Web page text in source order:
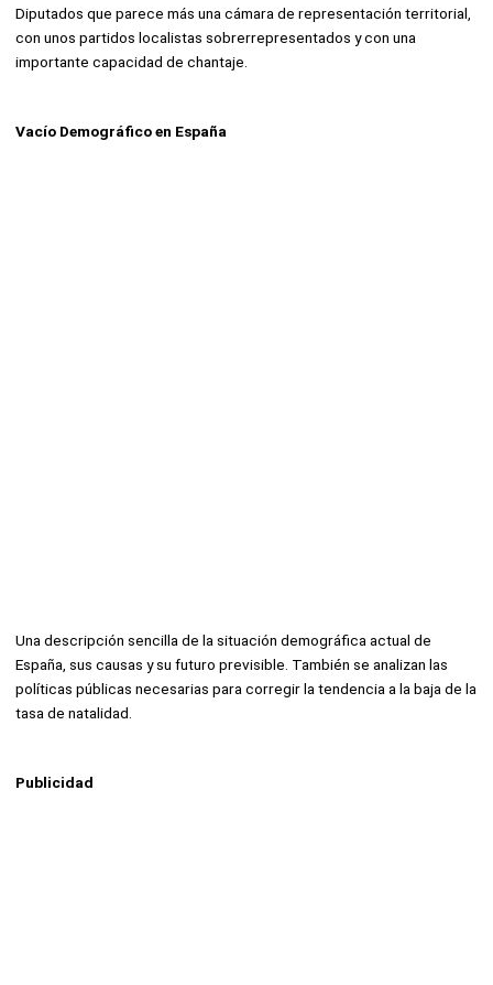
Diputados que parece más una cámara de representación territorial,
con unos partidos localistas sobrerrepresentados y con una
importante capacidad de chantaje.
Vacío Demográfico en España
Una descripción sencilla de la situación demográfica actual de
España, sus causas y su futuro previsible. También se analizan las
políticas públicas necesarias para corregir la tendencia a la baja de la
tasa de natalidad.
Publicidad